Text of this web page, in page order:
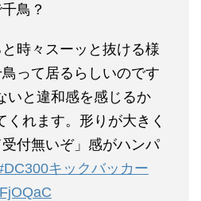
鳥？
時々スーッと抜ける様
って居るらしいのです
いと違和感を感じるか
くれます。形りが大きく
受付無いぞ」感がハンパ
キックバッカー